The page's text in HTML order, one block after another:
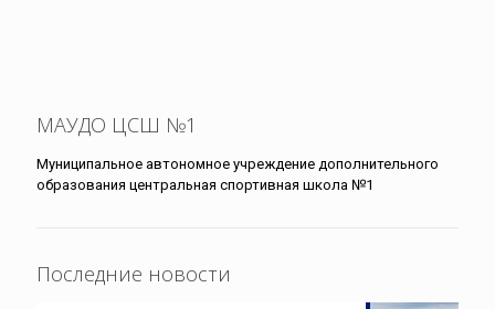
МАУДО ЦСШ №1
Муниципальное автономное учреждение дополнительного
образования центральная спортивная школа №1
Последние новости